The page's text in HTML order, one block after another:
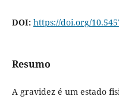
DOI: https://doi.org/
Resumo
A gravidez é um estado